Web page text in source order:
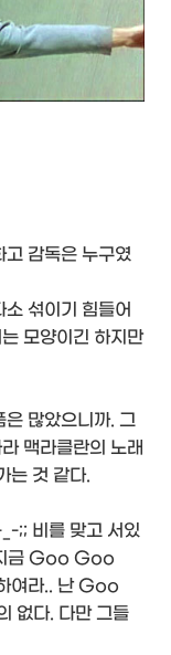
감독은 누구였
섞이기 힘들어
모양이긴 하지만
은 많았으니까. 그
맥라클란의 노래
는 것 같다.
;; 비를 맞고 서있
금 Goo Goo
여라.. 난 Goo
없다. 다만 그들